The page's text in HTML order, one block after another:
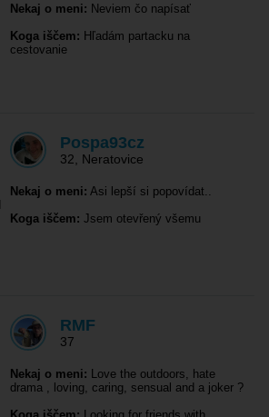
Nekaj o meni: Neviem čo napísať
Koga iščem: Hľadám partacku na
cestovanie
Pospa93cz
32 Neratovice
Nekaj o meni: Asi lepší si popovídat..
Koga iščem: Jsem otevřený všemu
RMF
37
Nekaj o meni: Love the outdoors, hate
drama , loving, caring, sensual and a joker ?